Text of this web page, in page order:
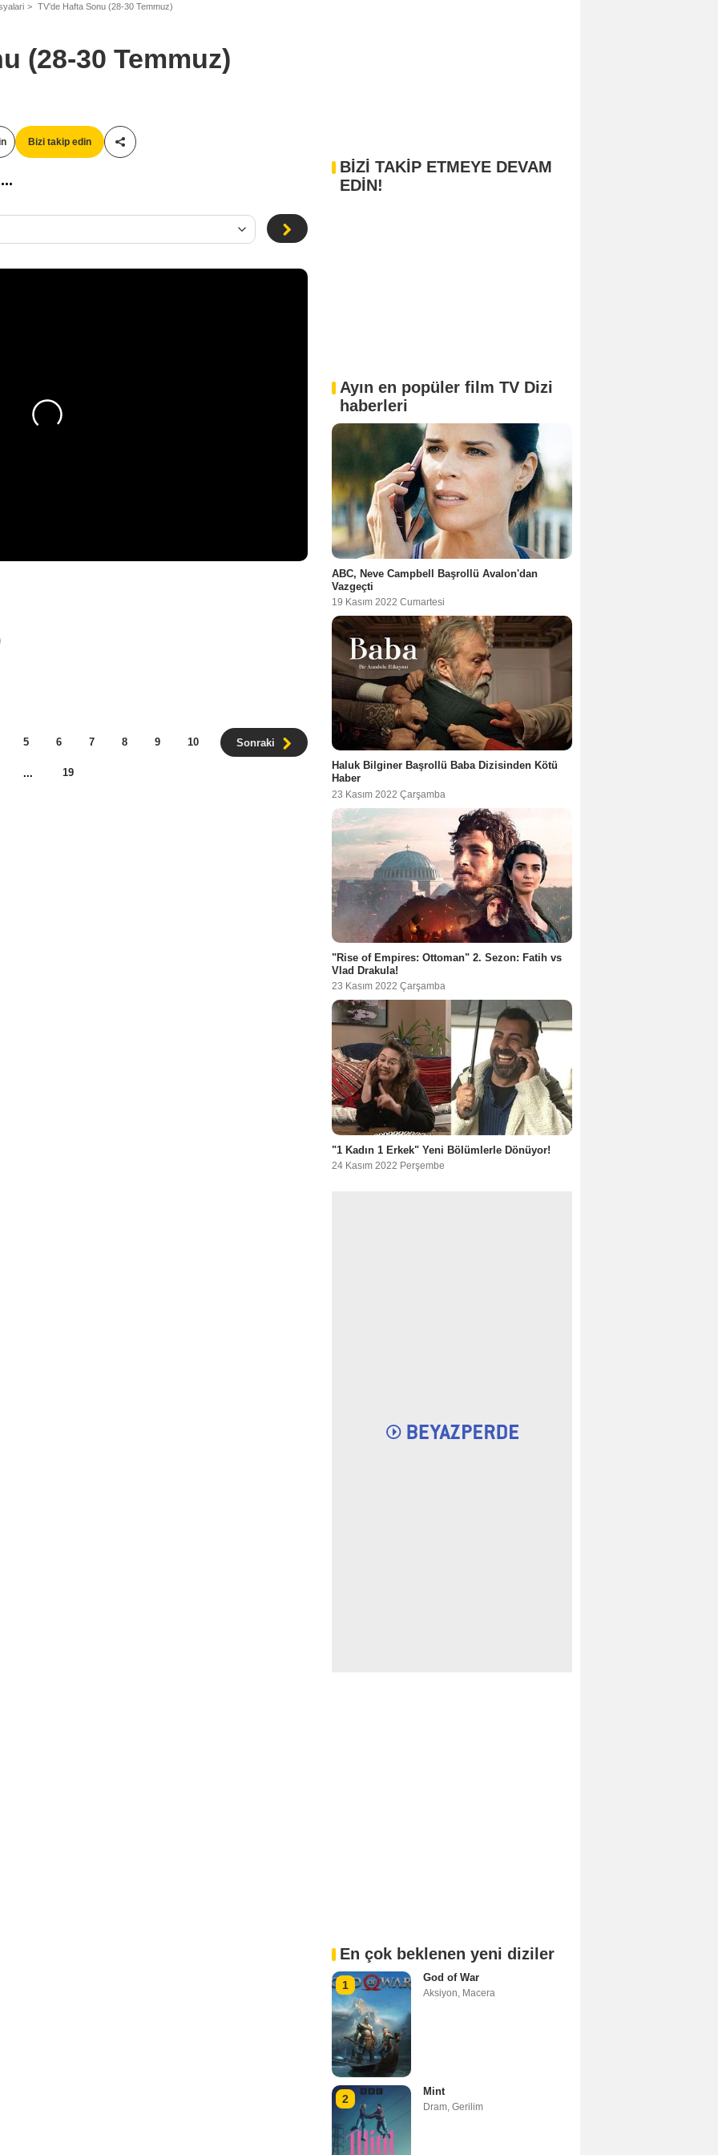
TV’de Hafta Sonu (28-30 Temmuz)
(28-30 Temmuz)
Bizi takip edin
Paylaş!
Sonraki
5 6 7 8 9 10
... 19
BİZİ TAKİP ETMEYE DEVAM
EDİN!
Ayın en popüler film TV Dizi
haberleri
ABC, Neve Campbell Başrollü Avalon'dan
Vazgeçti
19 Kasım 2022 Cumartesi
Haluk Bilginer Başrollü Baba Dizisinden Kötü
Haber
23 Kasım 2022 Çarşamba
"Rise of Empires: Ottoman" 2. Sezon: Fatih vs
Vlad Drakula!
23 Kasım 2022 Çarşamba
"1 Kadın 1 Erkek" Yeni Bölümlerle Dönüyor!
24 Kasım 2022 Perşembe
En çok beklenen yeni diziler
1
God of War
Aksiyon, Macera
2
Mint
Dram, Gerilim